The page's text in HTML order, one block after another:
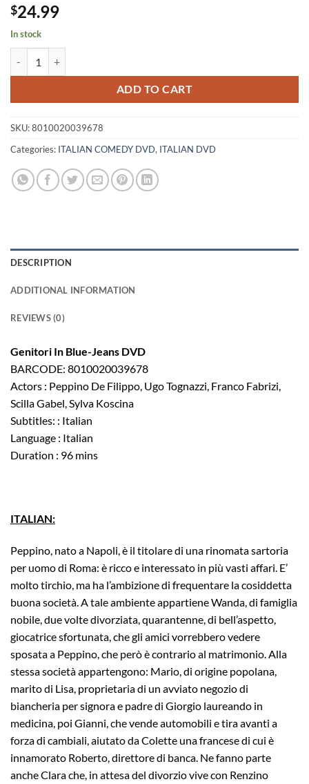
$24.99
In stock
ADD TO CART
SKU:8010020039678
Categories: ITALIAN COMEDY DVD, ITALIAN DVD
DESCRIPTION
ADDITIONAL INFORMATION
REVIEWS (0)
Genitori In Blue-Jeans DVD
BARCODE: 8010020039678
Actors : Peppino De Filippo, Ugo Tognazzi, Franco Fabrizi,
Scilla Gabel, Sylva Koscina
Subtitles: : Italian
Language : Italian
Duration : 96 mins
ITALIAN:
Peppino, nato a Napoli, è il titolare di una rinomata sartoria
per uomo di Roma: è ricco e interessato in più vasti affari. E’
molto tirchio, ma ha l’ambizione di frequentare la cosiddetta
buona società. A tale ambiente appartiene Wanda, di famiglia
nobile, due volte divorziata, quarantenne, di bell’aspetto,
giocatrice sfortunata, che gli amici vorrebbero vedere
sposata a Peppino, che però è contrario al matrimonio. Alla
stessa società appartengono: Mario, di origine popolana,
marito di Lisa, proprietaria di un avviato negozio di
biancheria per signora e padre di Giorgio laureando in
medicina, poi Gianni, che vende automobili e tira avanti a
forza di cambiali, aiutato da Colette una francese di cui è
innamorato Roberto, direttore di banca. Ne fanno parte
anche Clara che, in attesa del divorzio vive con Renzino